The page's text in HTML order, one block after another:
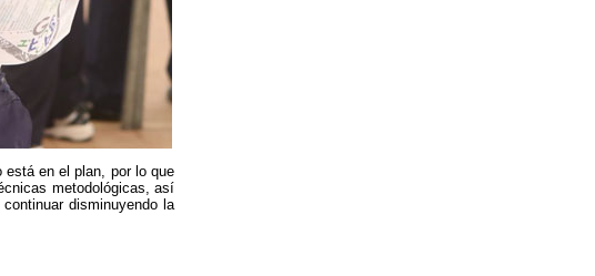
está en el plan, por lo que
metodológicas, así
disminuyendo la